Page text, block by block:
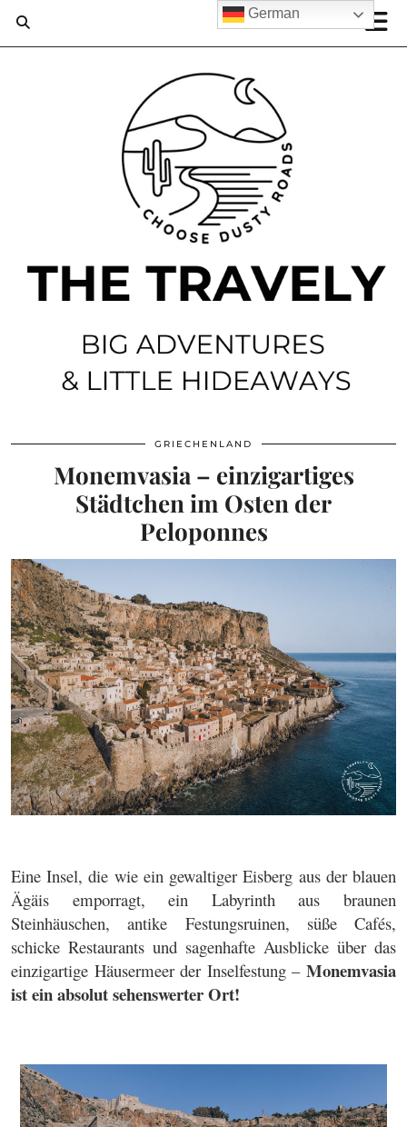
GRIECHENLAND
Monemvasia – einzigartiges
Städtchen im Osten der
Peloponnes
Eine Insel, die wie ein gewaltiger Eisberg aus der blauen
Ägäis emporragt, ein Labyrinth aus braunen
Steinhäuschen, antike Festungsruinen, süße Cafés,
schicke Restaurants und sagenhafte Ausblicke über das
einzigartige Häusermeer der Inselfestung – Monemvasia
ist ein absolut sehenswerter Ort!
German